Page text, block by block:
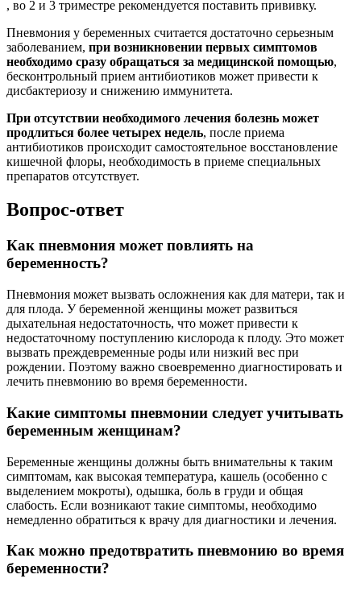
, во 2 и 3 триместре рекомендуется поставить прививку.
Пневмония у беременных считается достаточно серьезным
заболеванием, при возникновении первых симптомов
необходимо сразу обращаться за медицинской помощью,
бесконтрольный прием антибиотиков может привести к
дисбактериозу и снижению иммунитета.
При отсутствии необходимого лечения болезнь может
продлиться более четырех недель, после приема
антибиотиков происходит самостоятельное восстановление
кишечной флоры, необходимость в приеме специальных
препаратов отсутствует.
Вопрос-ответ
Как пневмония может повлиять на
беременность?
Пневмония может вызвать осложнения как для матери, так и
для плода. У беременной женщины может развиться
дыхательная недостаточность, что может привести к
недостаточному поступлению кислорода к плоду. Это может
вызвать преждевременные роды или низкий вес при
рождении. Поэтому важно своевременно диагностировать и
лечить пневмонию во время беременности.
Какие симптомы пневмонии следует учитывать
беременным женщинам?
Беременные женщины должны быть внимательны к таким
симптомам, как высокая температура, кашель (особенно с
выделением мокроты), одышка, боль в груди и общая
слабость. Если возникают такие симптомы, необходимо
немедленно обратиться к врачу для диагностики и лечения.
Как можно предотвратить пневмонию во время
беременности?